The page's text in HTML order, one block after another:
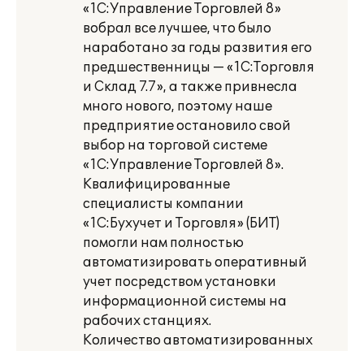
«1С:Управление Торговлей 8»
вобрал все лучшее, что было
наработано за годы развития его
предшественницы — «1С:Торговля
и Склад 7.7», а также привнесла
много нового, поэтому наше
предприятие остановило свой
выбор на торговой системе
«1С:Управление Торговлей 8».
Квалифицированные
специалисты компании
«1С:Бухучет и Торговля» (БИТ)
помогли нам полностью
автоматизировать оперативный
учет посредством установки
информационной системы на
рабочих станциях.
Количество автоматизированных